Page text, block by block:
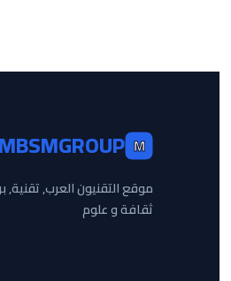
M
MBSMGROUP
موقع التقنيون العرب,
ثقافة و علوم